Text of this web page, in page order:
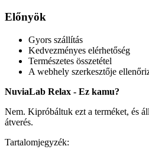
Előnyök
Gyors szállítás
Kedvezményes elérhetőség
Természetes összetétel
A webhely szerkesztője
NuviaLab Relax - Ez kamu?
Nem. Kipróbáltuk ezt a terméket, és
átverés.
Tartalomjegyzék: